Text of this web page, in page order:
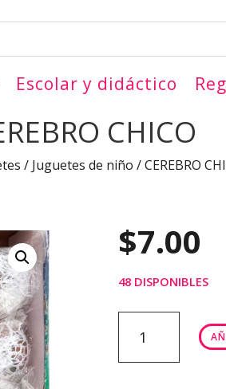
Escolar y didáctico
CHICO
/ Juguetes de niño / CEREBRO
$7.00
48 DISPONIBLES
CHICO
cantidad